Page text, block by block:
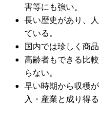
害等にも強い。
長い歴史があり、
ている。
国内では珍しく商
高齢者もできる比
らない。
早い時期から収穫
入・産業と成り得る